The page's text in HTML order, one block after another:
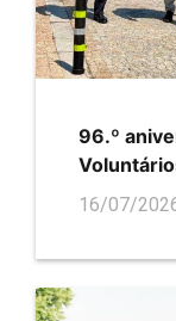
96.º
16/07/